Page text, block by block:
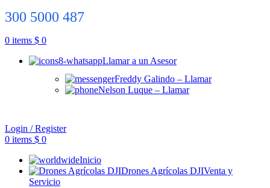
300 5000 487
0 items $ 0
Llamar a un Asesor
Freddy Galindo – Llamar
Nelson Luque – Llamar
Login / Register
0 items $ 0
Inicio
Drones Agrícolas DJIVenta y
Servicio